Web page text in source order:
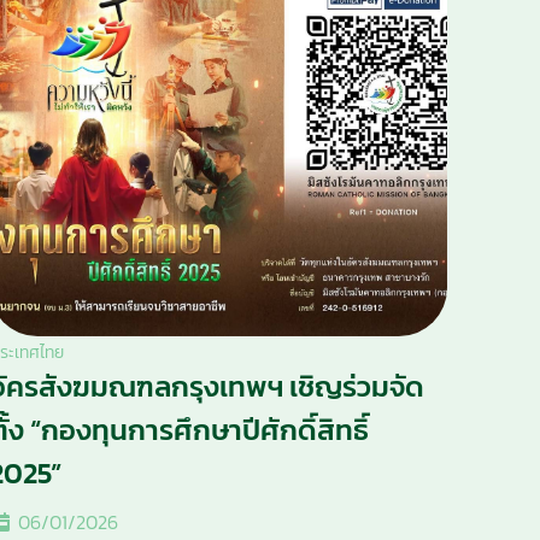
ะเทศไทย
รสังฆมณฑลกรุงเทพฯ เชิญร่วมจัด
“กองทุนการศึกษาปีศักดิ์สิทธิ์
06/01/2026